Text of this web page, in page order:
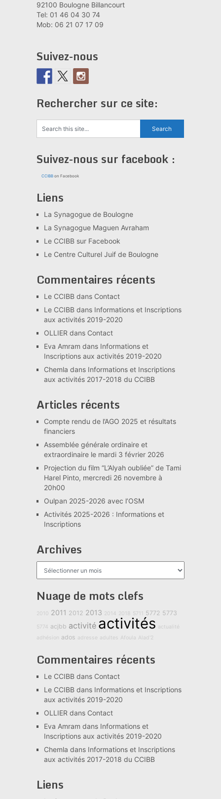
92100 Boulogne Billancourt
Tel: 01 46 04 30 74
Mob: 06 21 07 17 09
Suivez-nous
Rechercher sur ce site:
Suivez-nous sur facebook :
CCIBBon Facebook
Liens
La Synagogue de Boulogne
La Synagogue Maguen Avraham
Le CCIBB sur Facebook
Le Centre Culturel Juif de Boulogne
Commentaires récents
Le CCIBBdans Contact
Le CCIBBdans Informations et Inscriptions
aux activités 2019-2020
OLLIER dans Contact
Eva Amram dans Informations et
Inscriptions aux activités 2019-2020
Chemla dans Informations et Inscriptions
aux activités 2017-2018 du CCIBB
Articles récents
Compte rendu de l’AGO 2025 et résultats
financiers
Assemblée générale ordinaire et
extraordinaire le mardi 3 février 2026
Projection du film “L’Alyah oubliée” de Tami
Harel Pinto, mercredi 26 novembre à
20h00
Oulpan 2025-2026 avec l’OSM
Activités 2025-2026 : Informations et
Inscriptions
Archives
Nuage de mots clefs
2010 2011 2012 2013 2014 2018 5711 5772 5773
5774 acjbb activité activités actualité
adhésion ados adresse adultes Afoula Alad'2
Commentaires récents
Le CCIBBdans Contact
Le CCIBBdans Informations et Inscriptions
aux activités 2019-2020
OLLIER dans Contact
Eva Amram dans Informations et
Inscriptions aux activités 2019-2020
Chemla dans Informations et Inscriptions
aux activités 2017-2018 du CCIBB
Liens